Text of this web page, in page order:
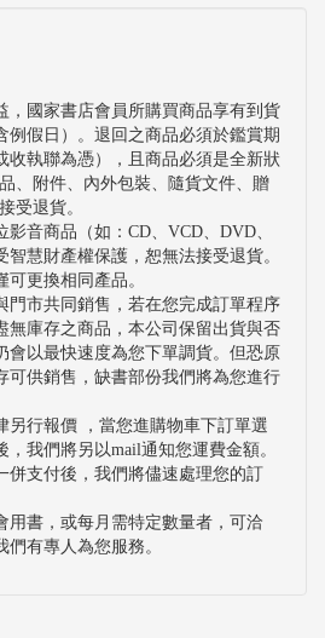
，國家書店會員所購買商品享有到貨
例假日）。退回之商品必須於鑑賞期
收執聯為憑），且商品必須是全新狀
、附件、內外包裝、隨貨文件、贈
受退貨。
影音商品（如：CD、VCD、DVD、
智慧財產權保護，恕無法接受退貨。
更換相同產品。
門市共同銷售，若在您完成訂單程序
無庫存之商品，本公司保留出貨與否
會以最快速度為您下單調貨。但恐原
可供銷售，缺書部份我們將為您進行
另行報價 ，當您進購物車下訂單選
，我們將另以mail通知您運費金額。
併支付後，我們將儘速處理您的訂
用書，或每月需特定數量者，可洽
們有專人為您服務。